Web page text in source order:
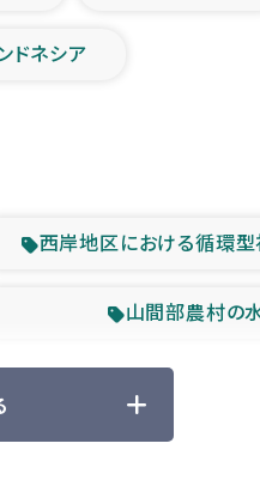
ドネシア
西岸地区における循環
山間部農村の
森林保全型農
大雨による洪